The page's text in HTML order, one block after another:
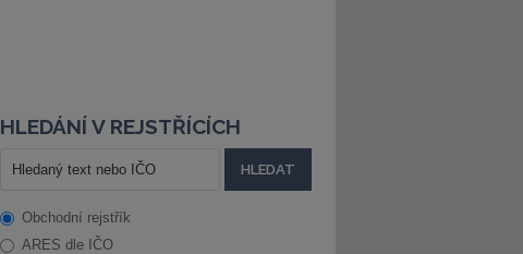
HLEDÁNÍ V REJSTŘÍCÍCH
Obchodní rejstřík
ARES dle IČO